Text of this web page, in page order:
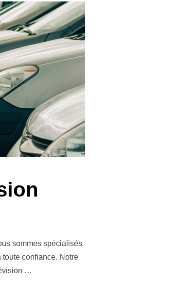
sommes spécialisés
toute confiance. Notre
…